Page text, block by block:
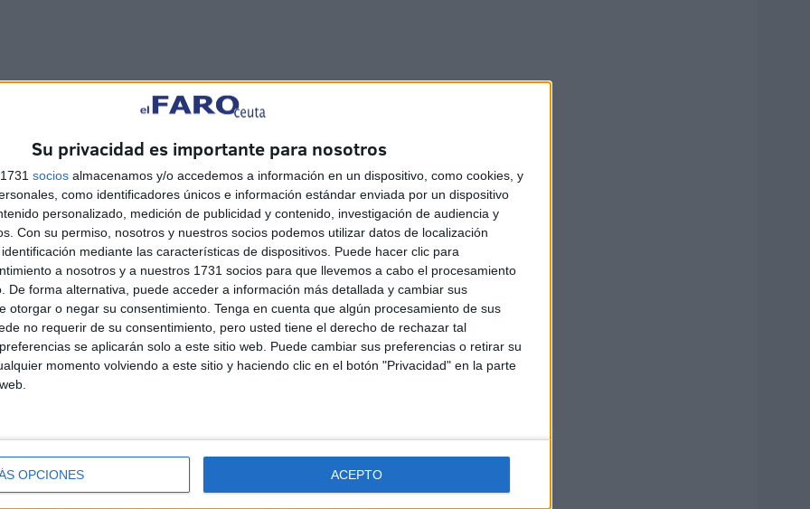
Su privacidad es importante para nosotros
socios almacenamos y/o accedemos a información en un dispositivo, como cookies, y
como identificadores únicos e información estándar enviada por un dispositivo
personalizado, medición de publicidad y contenido, investigación de audiencia y
Con su permiso, nosotros y nuestros socios podemos utilizar datos de localización
mediante las características de dispositivos. Puede hacer clic para
a nosotros y a nuestros 1731 socios para que llevemos a cabo el procesamiento
De forma alternativa, puede acceder a información más detallada y cambiar sus
otorgar o negar su consentimiento. Tenga en cuenta que algún procesamiento de sus
no requerir de su consentimiento, pero usted tiene el derecho de rechazar tal
se aplicarán solo a este sitio web. Puede cambiar sus preferencias o retirar su
momento volviendo a este sitio y haciendo clic en el botón "Privacidad" en la parte
OPCIONES ACEPTO
la tarde en la zona de Beliones. Todo apunta a que
para terminar viéndose arrastrado hacia la playa.
próximas, el pesquero quedó encallado con toda su